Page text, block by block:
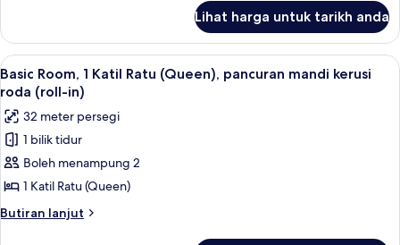
Kelamin
(Double)
Double
Room,
2
Katil
Kelamin
(Double)
Lihat harga untuk tarikh anda
Lihat
semua
foto
untuk
Basic
Room,
1
Katil
Basic Room, 1 Katil Ratu (Queen),
6
Basic Room, 1 Katil Ratu (Queen), pancuran mandi kerusi
roda (roll-in)
32 meter persegi
1 bilik tidur
Boleh menampung 2
1 Katil Ratu (Queen)
Butiran lanjut
Butiran